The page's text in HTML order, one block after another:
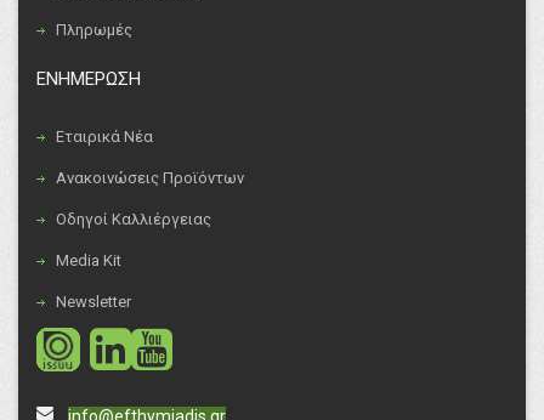
Πληρωμές
ΕΝΗΜΕΡΩΣΗ
Εταιρικά Νέα
Ανακοινώσεις Προϊόντων
Οδηγοί Καλλιέργειας
Media Kit
Newsletter
social
social